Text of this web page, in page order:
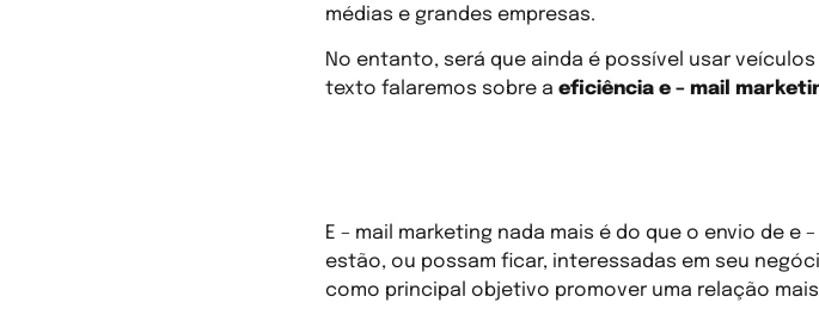
médias e grandes empresas.
No entanto, será que ainda é possível usar
texto falaremos sobre a eficiência e – mail
E – mail marketing nada mais é do que o envio de
estão, ou possam ficar, interessadas em seu
como principal objetivo promover uma relação